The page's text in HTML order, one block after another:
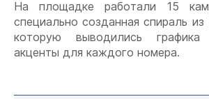
На площадке работали 15
специально созданная спираль из
которую выводились
акценты для каждого номера.